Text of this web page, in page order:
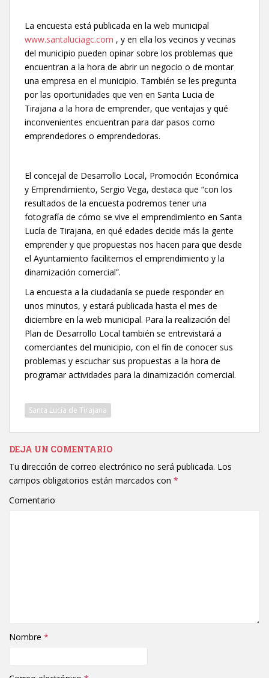
La encuesta está publicada en la web municipal
www.santaluciagc.com , y en ella los vecinos y vecinas
del municipio pueden opinar sobre los problemas que
encuentran a la hora de abrir un negocio o de montar
una empresa en el municipio. También se les pregunta
por las oportunidades que ven en Santa Lucia de
Tirajana a la hora de emprender, que ventajas y qué
inconvenientes encuentran para dar pasos como
emprendedores o emprendedoras.
El concejal de Desarrollo Local, Promoción Económica
y Emprendimiento, Sergio Vega, destaca que “con los
resultados de la encuesta podremos tener una
fotografía de cómo se vive el emprendimiento en Santa
Lucía de Tirajana, en qué edades decide más la gente
emprender y que propuestas nos hacen para que desde
el Ayuntamiento facilitemos el emprendimiento y la
dinamización comercial”.
La encuesta a la ciudadanía se puede responder en
unos minutos, y estará publicada hasta el mes de
diciembre en la web municipal. Para la realización del
Plan de Desarrollo Local también se entrevistará a
comerciantes del municipio, con el fin de conocer sus
problemas y escuchar sus propuestas a la hora de
programar actividades para la dinamización comercial.
Santa Lucía de Tirajana
DEJA UN COMENTARIO
Tu dirección de correo electrónico no será publicada. Los
campos obligatorios están marcados con *
Comentario
Nombre *